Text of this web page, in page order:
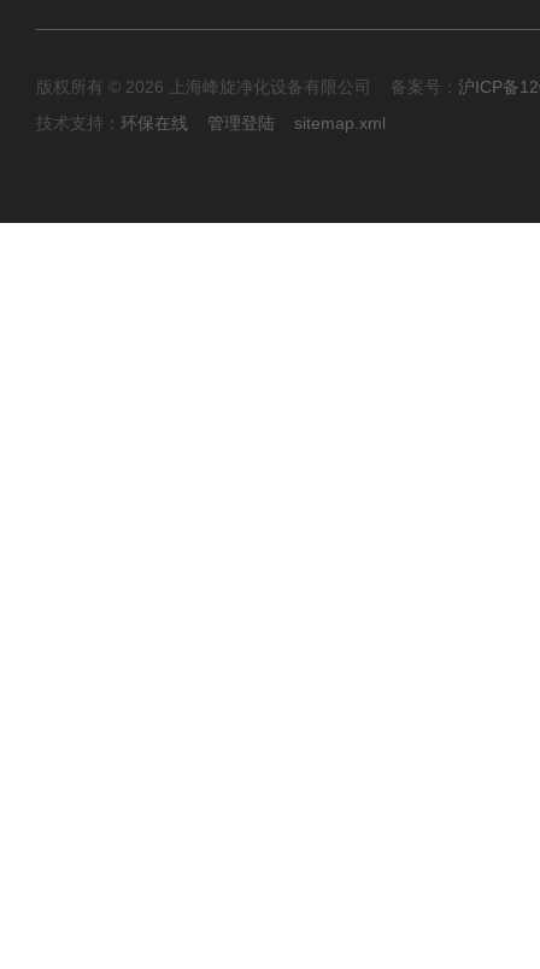
版权所有 © 2026 上海峰旋净化设备有限公司 备案号： 沪ICP备
技术支持： 环保在线 管理登陆 sitemap.xml